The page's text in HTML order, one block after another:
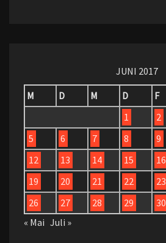
JUNI 2017
M
D M D F
1
2
5
6 7 8 9
12
13 14 15 16
19
20 21 22 23
26
27 28 29
30
« Mai Juli »